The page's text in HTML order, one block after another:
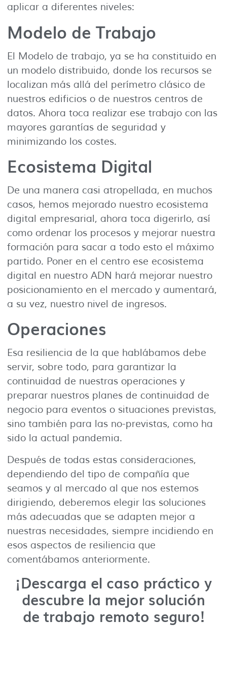
aplicar a diferentes niveles:
Modelo de Trabajo
El Modelo de trabajo, ya se ha constituido en
un modelo distribuido, donde los recursos se
localizan más allá del perímetro clásico de
nuestros edificios o de nuestros centros de
datos. Ahora toca realizar ese trabajo con las
mayores garantías de seguridad y
minimizando los costes.
Ecosistema Digital
De una manera casi atropellada, en muchos
casos, hemos mejorado nuestro ecosistema
digital empresarial, ahora toca digerirlo, así
como ordenar los procesos y mejorar nuestra
formación para sacar a todo esto el máximo
partido. Poner en el centro ese ecosistema
digital en nuestro ADN hará mejorar nuestro
posicionamiento en el mercado y aumentará,
a su vez, nuestro nivel de ingresos.
Operaciones
Esa resiliencia de la que hablábamos debe
servir, sobre todo, para garantizar la
continuidad de nuestras operaciones y
preparar nuestros planes de continuidad de
negocio para eventos o situaciones previstas,
sino también para las no-previstas, como ha
sido la actual pandemia.
Después de todas estas consideraciones,
dependiendo del tipo de compañía que
seamos y al mercado al que nos estemos
dirigiendo, deberemos elegir las soluciones
más adecuadas que se adapten mejor a
nuestras necesidades, siempre incidiendo en
esos aspectos de resiliencia que
comentábamos anteriormente.
¡Descarga el caso práctico y
descubre la mejor solución
de trabajo remoto seguro!